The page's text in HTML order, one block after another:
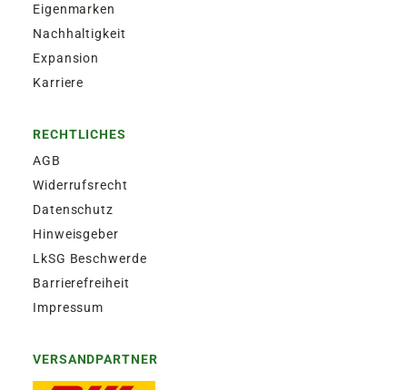
Eigenmarken
Nachhaltigkeit
Expansion
Karriere
RECHTLICHES
AGB
Widerrufsrecht
Datenschutz
Hinweisgeber
LkSG Beschwerde
Barrierefreiheit
Impressum
VERSANDPARTNER